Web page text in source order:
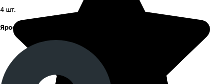
4 шт.
Ярославское шоссе